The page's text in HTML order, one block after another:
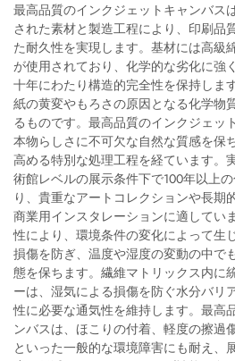
最高品質のインクジェットキャンバス
された素材と製造工程により、印刷品
た耐久性を実現します。基材には高級
が使用されており、化学的な劣化に強
十年にわたり構造的完全性を保持しま
紙の黄変やもろさの原因となる化学物
るものです。最高品質のインクジェッ
本物らしさに不可欠な自然な質感を保
高める特別な処理工程を経ています。
術館レベルの展示条件下で100年以上
り、貴重なアートコレクションや長期
商業用インスタレーションに適してい
性により、環境条件の変化によって生
損傷を防ぎ、温度や湿度の変動の中で
態を保ちます。繊維マトリックス内に
ーは、湿気による損傷を防ぐ水分バリ
性に必要な通気性を維持します。最高
ンバスは、ほこりの付着、軽度の擦過
といった一般的な環境障害にも耐え、